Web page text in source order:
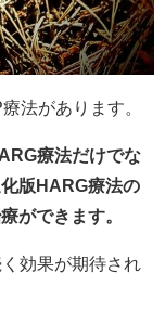
法があります。
療法だけでな
版HARG療法の
ができます。
効果が期待され